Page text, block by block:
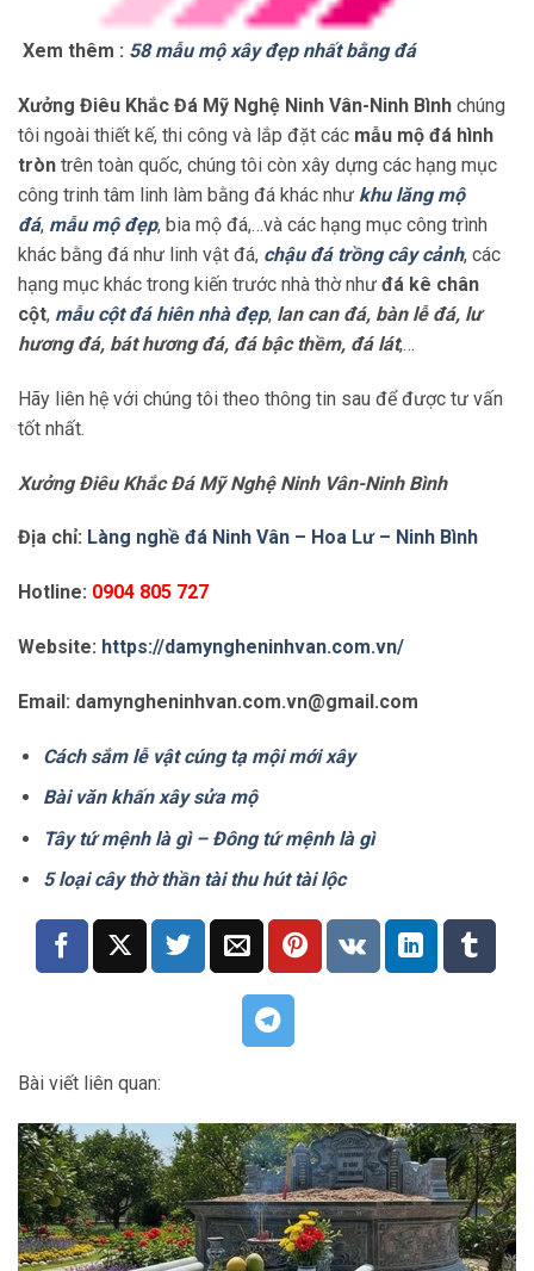
Xem thêm : 58 mẫu mộ xây đẹp nhất bằng đá
Xưởng Điêu Khắc Đá Mỹ Nghệ Ninh Vân-Ninh Bình chúng
tôi ngoài thiết kế, thi công và lắp đặt các mẫu mộ đá hình
tròn trên toàn quốc, chúng tôi còn xây dựng các hạng mục
công trinh tâm linh làm bằng đá khác như khu lăng mộ
đá, mẫu mộ đẹp, bia mộ đá,…và các hạng mục công trình
khác bằng đá như linh vật đá, chậu đá trồng cây cảnh, các
hạng mục khác trong kiến trước nhà thờ như đá kê chân
cột, mẫu cột đá hiên nhà đẹp, lan can đá, bàn lễ đá, lư
hương đá, bát hương đá, đá bậc thềm, đá lát,…
Hãy liên hệ với chúng tôi theo thông tin sau để được tư vấn
tốt nhất.
Xưởng Điêu Khắc Đá Mỹ Nghệ Ninh Vân-Ninh Bình
Địa chỉ: Làng nghề đá Ninh Vân – Hoa Lư – Ninh Bình
Hotline: 0904 805 727
Website: https://damyngheninhvan.com.vn/
Email: damyngheninhvan.com.vn@gmail.com
Cách sắm lễ vật cúng tạ mội mới xây
Bài văn khấn xây sửa mộ
Tây tứ mệnh là gì – Đông tứ mệnh là gì
5 loại cây thờ thần tài thu hút tài lộc
Bài viết liên quan: